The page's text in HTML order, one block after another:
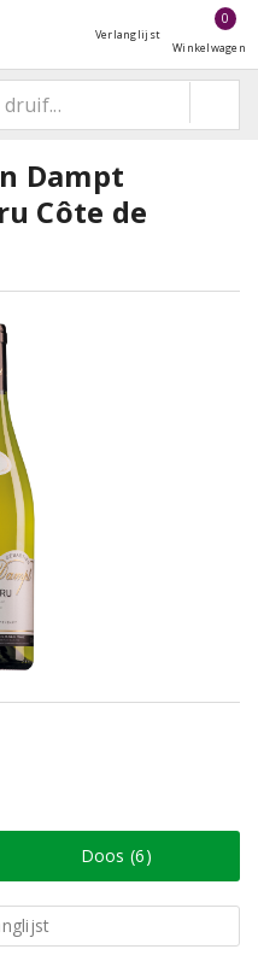
Verlanglijst
0
Winkelwagen
Dampt
Côte de
Doos (6)